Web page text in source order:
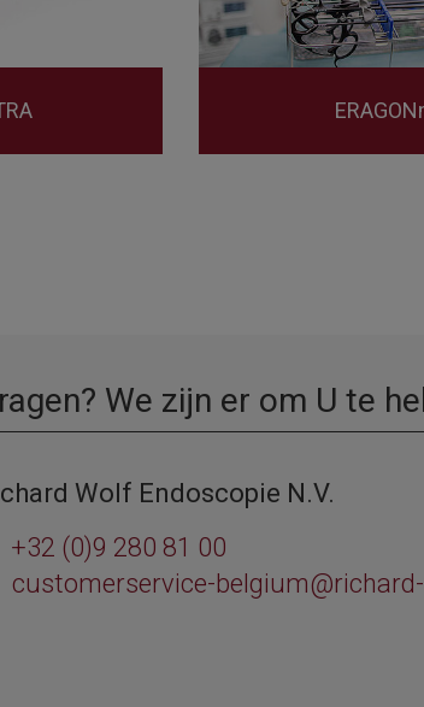
We zijn er om U te
Wolf Endoscopie N.V.
+32 (0)9 280 81 00
customerservice-